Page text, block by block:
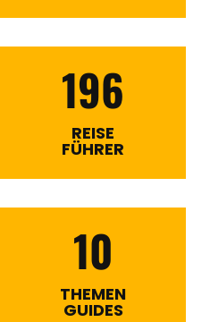
196
REISE
FÜHRER
10
THEMEN
GUIDES